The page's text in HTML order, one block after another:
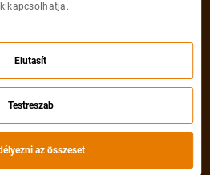
elérhető
repjegy választása
Elutasít
Testreszab
az összeset